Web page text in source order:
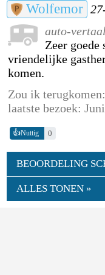
Wolfemor
auto-
Zeer goede
vriendelijke
komen. ️️
Zou ik
laatste bezoek:
👍Nuttig 0
BEOORDELING
ALLES TONEN »